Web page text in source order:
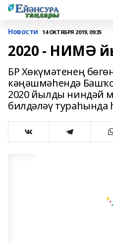
Новости 14 ОКТЯБРЯ 2019, 09:35
2020 - НИМӘ
БР Хөкүмәтенең
кәңәшмәһендә
2020 йылды ниндәй
билдәләү тураһында